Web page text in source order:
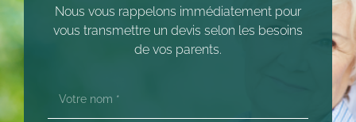
Nous vous rappelons immédiatement pour
vous transmettre un devis selon les besoins
de vos parents.